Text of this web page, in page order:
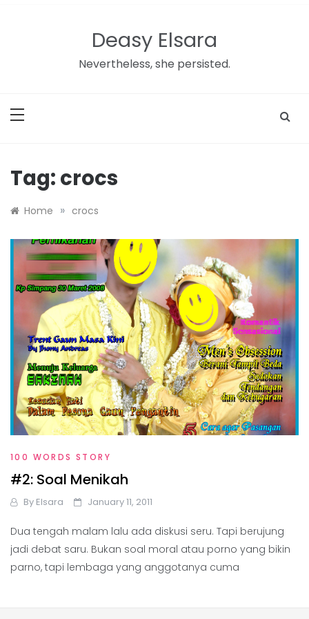
Deasy Elsara
Nevertheless, she persisted.
Tag: crocs
Home » crocs
100 WORDS STORY
#2: Soal Menikah
By Elsara January 11, 2011
Dua tengah malam lalu ada diskusi seru. Tapi berujung
jadi debat saru. Bukan soal moral atau porno yang bikin
parno, tapi lembaga yang anggotanya cuma